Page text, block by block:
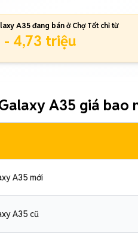
A35 đang bán ở Chợ Tốt chỉ từ
4,73 triệu
A35 giá bao
A35 mới
A35 cũ